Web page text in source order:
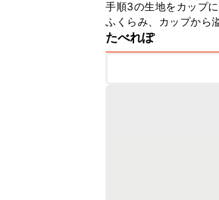
手順3の生地をカップ
ふくらみ、カップから
たべれぽ